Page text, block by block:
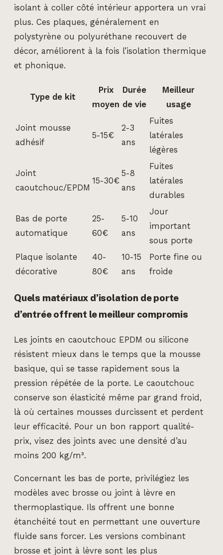
isolant à coller côté intérieur apportera un vrai
plus. Ces plaques, généralement en
polystyrène ou polyuréthane recouvert de
décor, améliorent à la fois l’isolation thermique
et phonique.
Type de kit
Prix
moyen
Durée
de vie
Meilleur
usage
Joint mousse
adhésif
5-15€
2-3
ans
Fuites
latérales
légères
Joint
caoutchouc/EPDM
15-30€
5-8
ans
Fuites
latérales
durables
Bas de porte
automatique
25-
60€
5-10
ans
Jour
important
sous porte
Plaque isolante
décorative
40-
80€
10-15
ans
Porte fine ou
froide
Quels matériaux d’isolation de porte
d’entrée offrent le meilleur compromis
Les joints en caoutchouc EPDM ou silicone
résistent mieux dans le temps que la mousse
basique, qui se tasse rapidement sous la
pression répétée de la porte. Le caoutchouc
conserve son élasticité même par grand froid,
là où certaines mousses durcissent et perdent
leur efficacité. Pour un bon rapport qualité-
prix, visez des joints avec une densité d’au
moins 200 kg/m³.
Concernant les bas de porte, privilégiez les
modèles avec brosse ou joint à lèvre en
thermoplastique. Ils offrent une bonne
étanchéité tout en permettant une ouverture
fluide sans forcer. Les versions combinant
brosse et joint à lèvre sont les plus